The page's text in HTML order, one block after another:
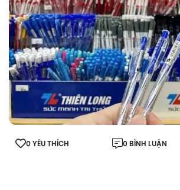
0 YÊU THÍCH 0 BÌNH LUẬN